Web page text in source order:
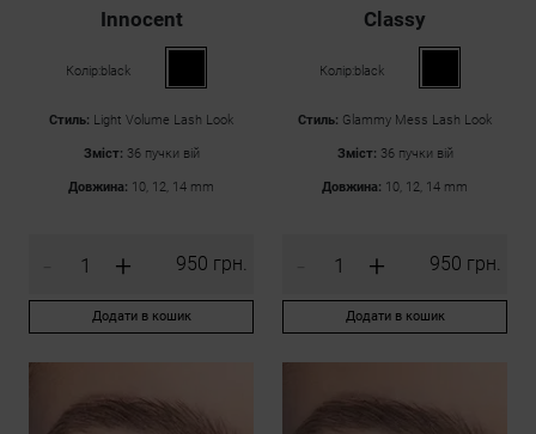
Innocent
Колір:black
Стиль: Light Volume Lash Look
Зміст: 36 пучки вій
Довжина: 10, 12, 14 mm
950 грн.
+
Додати в кошик
Classy
Колір:black
Стиль: Glammy Mess Lash Look
Зміст: 36 пучки вій
Довжина: 10, 12, 14 mm
950 грн.
+
Додати в кошик